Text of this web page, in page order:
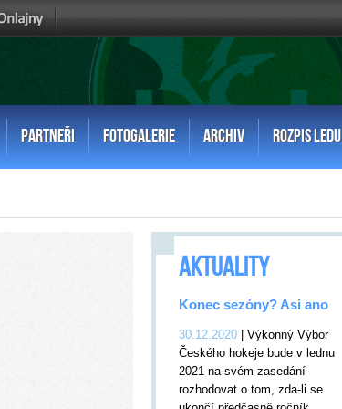
PARTNEŘI FOTOGALERIE ARCHIV ROZPIS LEDU
AKTUALITY
Konec sezóny? Asi ano
30.12.2020 | Výkonný Výbor
Českého hokeje bude v lednu
2021 na svém zasedání
rozhodovat o tom, zda-li se